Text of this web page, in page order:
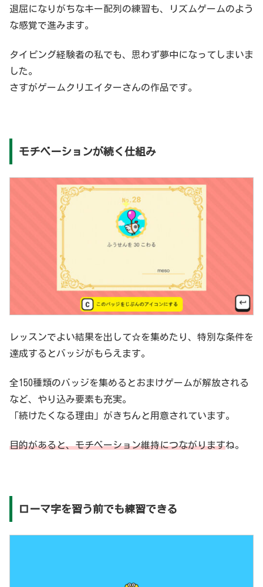
退屈になりがちなキー配列の練習も、リズムゲームのよう
な感覚で進みます。
タイピング経験者の私でも、思わず夢中になってしまいま
した。
さすがゲームクリエイターさんの作品です。
モチベーションが続く仕組み
レッスンでよい結果を出して☆を集めたり、特別な条件を
達成するとバッジがもらえます。
全150種類のバッジを集めるとおまけゲームが解放される
など、やり込み要素も充実。
「続けたくなる理由」がきちんと用意されています。
目的があると、モチベーション維持につながりますね。
ローマ字を習う前でも練習できる